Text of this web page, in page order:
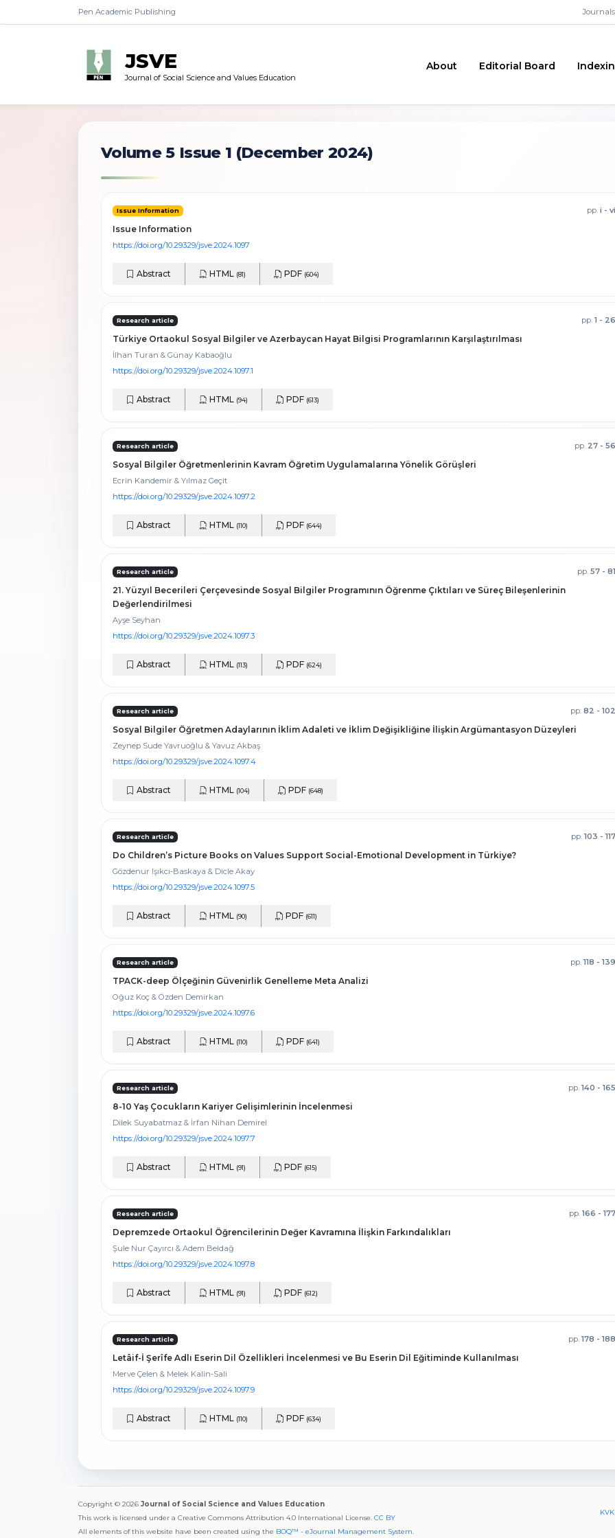
Pen Academic Publishing Journals
JSVE
Journal of Social Science and Values Education
About Editorial Board
Volume 5 Issue 1 (December 2024)
Issue Information pp. i - vi
Issue Information
https://doi.org/10.29329/jsve.2024.1097
Abstract HTML (81) PDF (604)
Research article pp. 1 - 26
Türkiye Ortaokul Sosyal Bilgiler ve Azerbaycan Hayat Bilgisi Programlarının Karşılaştırılması
İlhan Turan & Günay Kabaoğlu
https://doi.org/10.29329/jsve.2024.1097.1
Abstract HTML (94) PDF (613)
Research article pp. 27 - 56
Sosyal Bilgiler Öğretmenlerinin Kavram Öğretim Uygulamalarına Yönelik Görüşleri
Ecrin Kandemir & Yılmaz Geçit
https://doi.org/10.29329/jsve.2024.1097.2
Abstract HTML (110) PDF (644)
Research article pp. 57 - 81
21. Yüzyıl Becerileri Çerçevesinde Sosyal Bilgiler Programının Öğrenme Çıktıları ve Süreç Bileşenlerinin
Değerlendirilmesi
Ayşe Seyhan
https://doi.org/10.29329/jsve.2024.1097.3
Abstract HTML (113) PDF (624)
Research article pp. 82 - 102
Sosyal Bilgiler Öğretmen Adaylarının İklim Adaleti ve İklim Değişikliğine İlişkin Argümantasyon Düzeyleri
Zeynep Sude Yavruoğlu & Yavuz Akbaş
https://doi.org/10.29329/jsve.2024.1097.4
Abstract HTML (104) PDF (648)
Research article pp. 103 - 117
Do Children’s Picture Books on Values Support Social-Emotional Development in Türkiye?
Gözdenur Işıkcı-Baskaya & Dicle Akay
https://doi.org/10.29329/jsve.2024.1097.5
Abstract HTML (90) PDF (611)
Research article pp. 118 - 139
TPACK-deep Ölçeğinin Güvenirlik Genelleme Meta Analizi
Oğuz Koç & Özden Demirkan
https://doi.org/10.29329/jsve.2024.1097.6
Abstract HTML (110) PDF (641)
Research article pp. 140 - 165
8-10 Yaş Çocukların Kariyer Gelişimlerinin İncelenmesi
Dilek Suyabatmaz & İrfan Nihan Demirel
https://doi.org/10.29329/jsve.2024.1097.7
Abstract HTML (91) PDF (615)
Research article pp. 166 - 177
Depremzede Ortaokul Öğrencilerinin Değer Kavramına İlişkin Farkındalıkları
Şule Nur Çayırcı & Adem Beldağ
https://doi.org/10.29329/jsve.2024.1097.8
Abstract HTML (91) PDF (612)
Research article pp. 178 - 188
Letâif-İ Şerîfe Adlı Eserin Dil Özellikleri İncelenmesi ve Bu Eserin Dil Eğitiminde Kullanılması
Merve Çelen & Melek Kalin-Sali
https://doi.org/10.29329/jsve.2024.1097.9
Abstract HTML (110) PDF (634)
Copyright © 2026 Journal of Social Science and Values Education
This work is licensed under a Creative Commons Attribution 4.0 International License. CC BY
All elements of this website have been created using the BOQ™ - eJournal Management System.